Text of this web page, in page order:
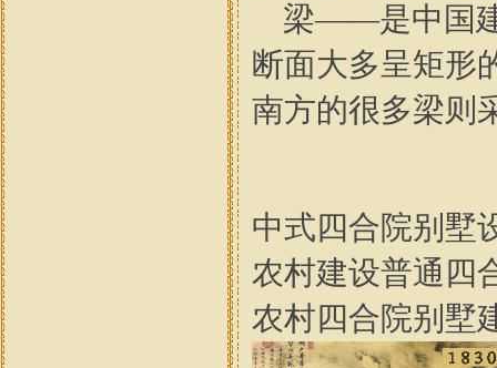
梁——是中国建
断面大多呈矩形
南方的很多梁则
中式四合院别墅
农村建设普通四
农村四合院别墅